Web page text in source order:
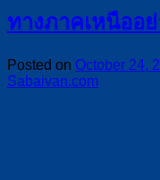
ทางภาคเหนืออ
Posted on October 24,
Sabaivan.com